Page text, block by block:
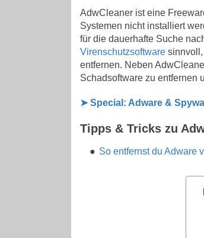
AdwCleaner ist eine
Systemen nicht installiert
für die dauerhafte Suche
Virenschutzsoftware sinnvoll
entfernen. Neben
Schadsoftware zu entfernen
➤ Special: Adware &
Tipps & Tricks zu
So entfernst du Adware